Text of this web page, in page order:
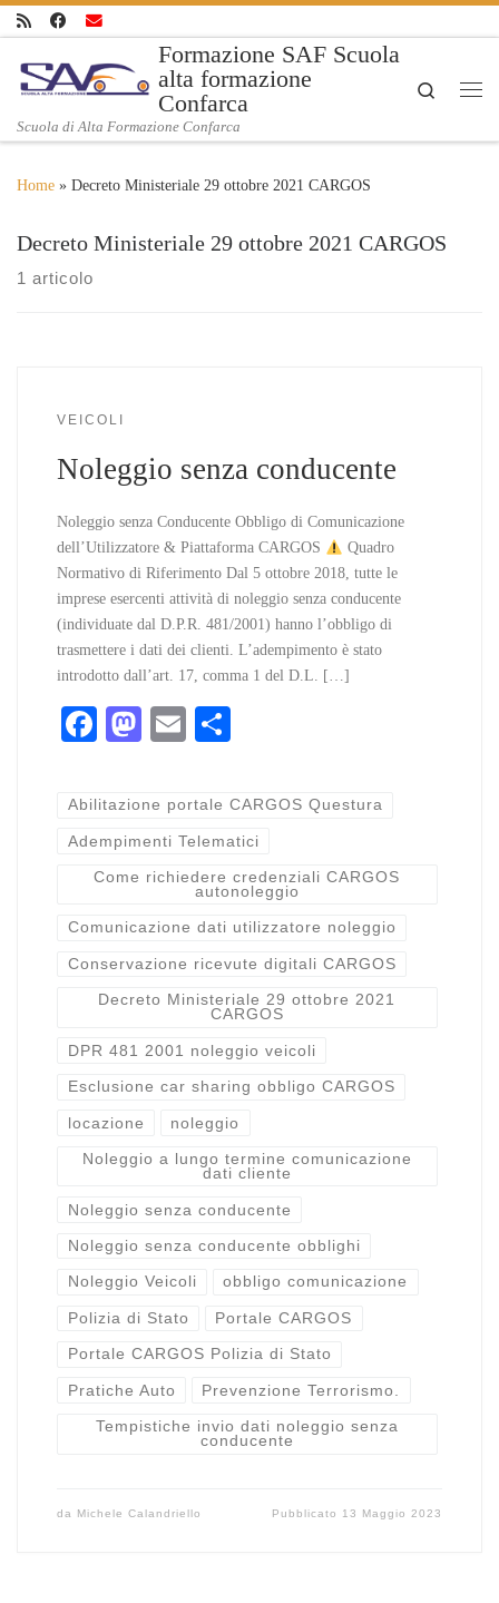
Skip to content
Formazione SAF Scuola
alta formazione
Confarca
Scuola di Alta Formazione Confarca
Search
Home » Decreto Ministeriale 29 ottobre 2021 CARGOS
Decreto Ministeriale 29 ottobre 2021 CARGOS
1 articolo
VEICOLI
Noleggio senza conducente
Noleggio senza Conducente Obbligo di Comunicazione
dell’Utilizzatore & Piattaforma CARGOS
Quadro
Normativo di Riferimento Dal 5 ottobre 2018, tutte le
imprese esercenti attività di noleggio senza conducente
(individuate dal D.P.R. 481/2001) hanno l’obbligo di
trasmettere i dati dei clienti. L’adempimento è stato
introdotto dall’art. 17, comma 1 del D.L. […]
Fa
bo
ok
M
to
do
n
E
ail di
vi
di
Abilitazione portale CARGOS Questura
Adempimenti Telematici
Come richiedere credenziali CARGOS
autonoleggio
Comunicazione dati utilizzatore noleggio
Conservazione ricevute digitali CARGOS
Decreto Ministeriale 29 ottobre 2021
CARGOS
DPR 481 2001 noleggio veicoli
Esclusione car sharing obbligo CARGOS
locazione noleggio
Noleggio a lungo termine comunicazione
dati cliente
Noleggio senza conducente
Noleggio senza conducente obblighi
Noleggio Veicoli obbligo comunicazione
Polizia di Stato Portale CARGOS
Portale CARGOS Polizia di Stato
Pratiche Auto Prevenzione Terrorismo.
Tempistiche invio dati noleggio senza
conducente
da Michele Calandriello Pubblicato 13 Maggio 2023